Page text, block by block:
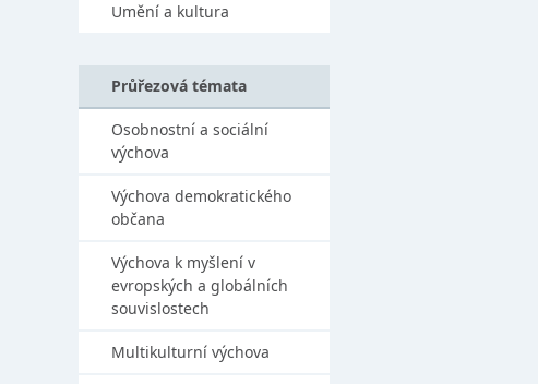
Umění a kultura
Průřezová témata
Osobnostní a sociální
výchova
Výchova demokratického
občana
Výchova k myšlení v
evropských a globálních
souvislostech
Multikulturní výchova